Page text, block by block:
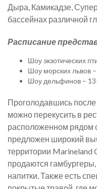
Дыра, Камикадзе,
бассейнах различной
Расписание
Шоу экзотических
Шоу морских львов
Шоу дельфинов –
Проголодавшись после
можно перекусить в
расположенном рядом
предложен широкий
территории Marineland
продаются
напитки. Также есть